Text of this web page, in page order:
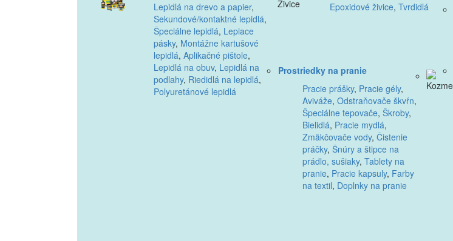
Lepidlá na drevo a papier,
Sekundové/kontaktné lepidlá,
Špeciálne lepidlá, Lepiace
pásky, Montážne kartušové
lepidlá, Aplikačné pištole,
Lepidlá na obuv, Lepidlá na
podlahy, Riedidlá na lepidlá,
Polyuretánové lepidlá
Epoxidové živice, Tvrdidlá
Prostriedky na pranie
Pracie prášky, Pracie gély,
Aviváže, Odstraňovače škvŕn,
Špeciálne tepovače, Škroby,
Bielidlá, Pracie mydlá,
Zmäkčovače vody, Čistenie
práčky, Šnúry a štipce na
prádlo, sušiaky, Tablety na
pranie, Pracie kapsuly, Farby
na textil, Doplnky na pranie